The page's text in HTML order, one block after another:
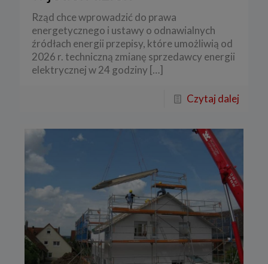
Rząd chce wprowadzić do prawa
energetycznego i ustawy o odnawialnych
źródłach energii przepisy, które umożliwią od
2026 r. techniczną zmianę sprzedawcy energii
elektrycznej w 24 godziny […]
Czytaj dalej